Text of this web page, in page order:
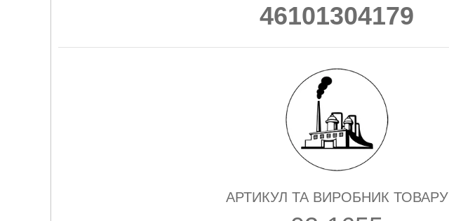
46101304179
АРТИКУЛ ТА ВИРОБНИК ТОВАРУ